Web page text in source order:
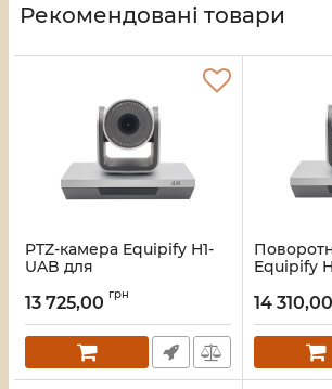
Рекомендовані товари
PTZ-камера Equipify H1-
UAB для
UHD (3840x2160)
автофокус/ДУ
Артикул:46_19234
13 725,00 грн
Equipify
UHD
Артикул:
14 310,00